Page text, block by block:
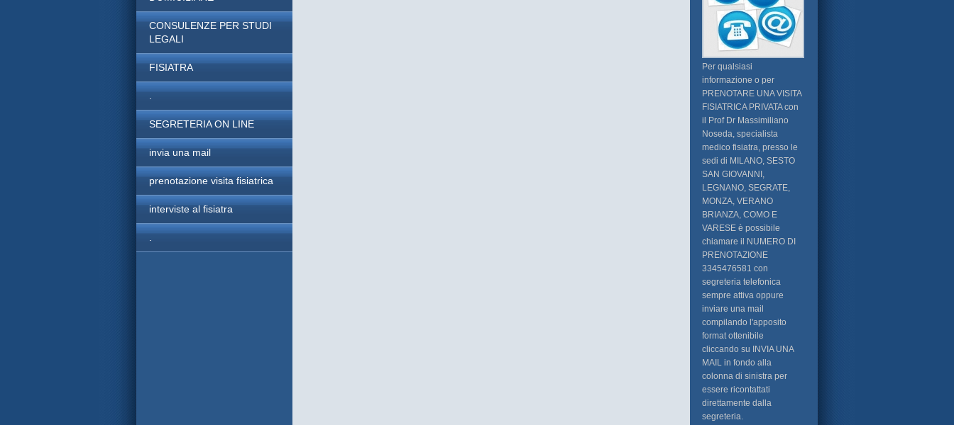
CONSULENZE PER STUDI
LEGALI
FISIATRA
SEGRETERIA ON LINE
invia una mail
prenotazione visita fisiatrica
interviste al fisiatra
Per qualsiasi
informazione o per
PRENOTARE UNA VISITA
FISIATRICA PRIVATA con
il Prof Dr Massimiliano
Noseda, specialista
medico fisiatra, presso le
sedi di MILANO, SESTO
SAN GIOVANNI,
LEGNANO, SEGRATE,
MONZA, VERANO
BRIANZA, COMO E
VARESE è possibile
chiamare il NUMERO DI
PRENOTAZIONE
3345476581 con
segreteria telefonica
sempre attiva oppure
inviare una mail
compilando l'apposito
format ottenibile
cliccando su INVIA UNA
MAIL in fondo alla
colonna di sinistra per
essere ricontattati
direttamente dalla
segreteria.